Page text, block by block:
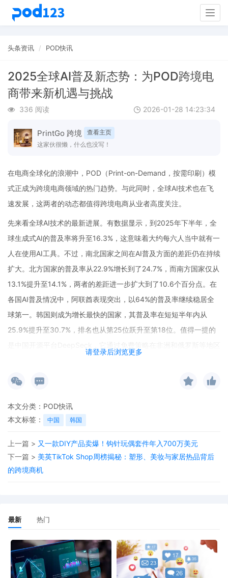
头条资讯 POD快讯
2025全球AI普及新态势：为POD跨境电
商带来新机遇与挑战
336 阅读 2026-01-28 14:23:34
PrintGo 跨境
查看主页
这家伙很懒，什么也没写！
请登录后浏览更多
在电商全球化的浪潮中，POD（Print-on-Demand，按需印刷）模
式正成为跨境电商领域的热门趋势。与此同时，全球AI技术也在飞
速发展，这两者的动态都值得跨境电商从业者高度关注。
先来看全球AI技术的最新进展。有数据显示，到2025年下半年，全
球生成式AI的普及率将升至16.3%，这意味着大约每六人当中就有一
人在使用AI工具。不过，南北国家之间在AI普及方面的差距仍在持续
扩大。北方国家的普及率从22.9%增长到了24.7%，而南方国家仅从
13.1%提升至14.1%，两者的差距进一步扩大到了10.6个百分点。在
各国AI普及情况中，阿联酋表现突出，以64%的普及率继续稳居全
球第一。韩国则成为增长最快的国家，其普及率在短短半年内从
25.9%提升至30.7%，排名也从第25位跃升至第18位。值得一提的
显示了可及性在技术推广中的重要作用。反观美国，虽然在技术研
应用之间仍存在转化滞后的问题。
AI技术的发展对POD跨境官网和POD电商平台也产生了深远影响。
对于POD跨境官网而言，AI可以用于优化用户体验。例如，利用AI
技术实现智能客服，能够及时解答客户的疑问，提高客户满意度；
通过AI进行精准的商品推荐，根据用户的浏览和购买历史，为用户
测市场需求，合理安排库存和生产，减少库存积压和缺货的情况，
在POD文案创作上，AI更是成为了得力助手。以往，文案创作者需
要花费大量的时间和精力去构思、撰写吸引人的产品文案。而现
本文分类： POD快讯
本文标签：
中国 韩国
上一篇 > 又一款DIY产品卖爆！钩针玩偶套件年入700万美元
下一篇 > 美英TikTok Shop周榜揭秘：塑形、美妆与家居热品背后
的跨境商机
最新 热门